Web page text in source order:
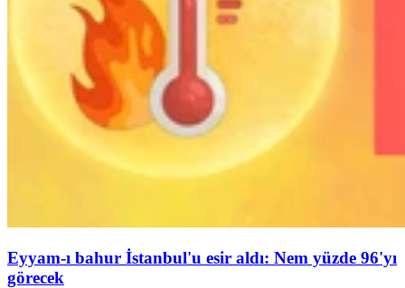
Eyyam-ı bahur İstanbul'u esir aldı: Nem yüzde 96'yı
görecek